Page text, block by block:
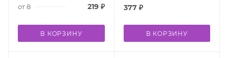
от 8 219₽
В КОРЗИНУ
377₽
В КОРЗИНУ